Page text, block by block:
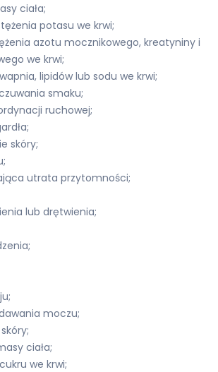
ciała;
potasu we krwi;
azotu mocznikowego, kreatyniny i
we krwi;
lipidów lub sodu we krwi;
smaku;
ruchowej;
skóry;
utrata przytomności;
lub drętwienia;
moczu;
ciała;
we krwi;